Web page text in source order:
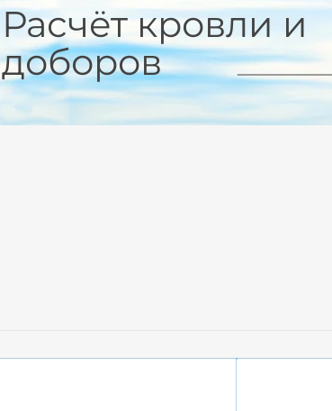
Расчёт кровли и
доборов